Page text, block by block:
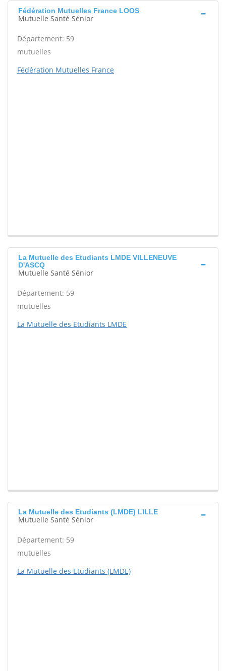
Fédération Mutuelles France LOOS
Mutuelle Santé Sénior
Département: 59
mutuelles
Fédération Mutuelles France
La Mutuelle des Etudiants LMDE VILLENEUVE
D'ASCQ
Mutuelle Santé Sénior
Département: 59
mutuelles
La Mutuelle des Etudiants LMDE
La Mutuelle des Etudiants (LMDE) LILLE
Mutuelle Santé Sénior
Département: 59
mutuelles
La Mutuelle des Etudiants (LMDE)